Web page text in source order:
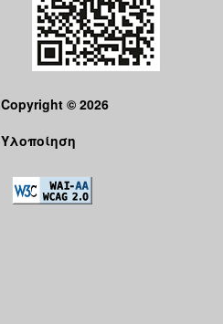
Copyright © 2026
Υλοποίηση